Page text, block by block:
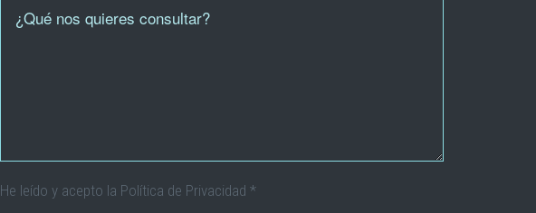
Cúentanos
He leído y acepto la Política de Privacidad *